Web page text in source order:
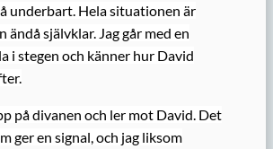
underbart. Hela situationen är
ändå självklar. Jag går med en
i stegen och känner hur David
på divanen och ler mot David. Det
ger en signal, och jag liksom